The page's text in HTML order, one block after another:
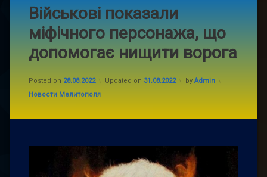
Військові показали
міфічного персонажа, що
допомогає нищити ворога
Posted on 28.08.2022 Updated on 31.08.2022 by Admin
Categories:
Новости Мелитополя